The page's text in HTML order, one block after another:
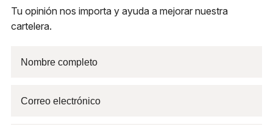
Tu opinión nos importa y ayuda a mejorar nuestra
cartelera.